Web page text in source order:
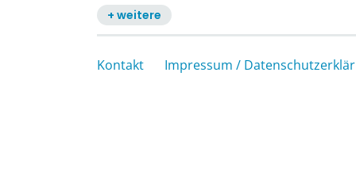
+ weitere
Kontakt Impressum /